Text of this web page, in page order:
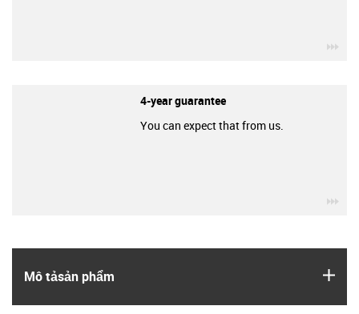
Mô tả­sản phẩm
4-year guarantee
You can expect that from us.